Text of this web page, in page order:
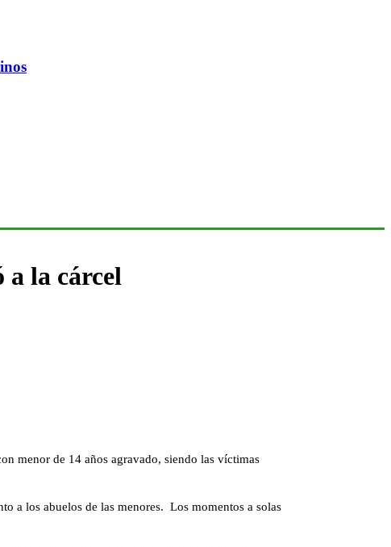
a la cárcel
menor de 14 años agravado, siendo las víctimas
a los abuelos de las menores. Los momentos a solas